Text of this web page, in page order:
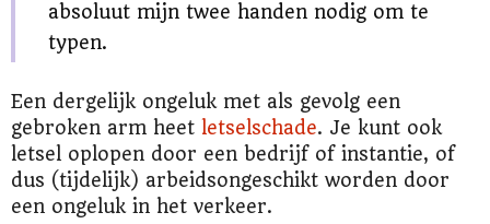
absoluut mijn twee handen nodig om te
typen.
Een dergelijk ongeluk met als gevolg een
gebroken arm heet letselschade. Je kunt ook
letsel oplopen door een bedrijf of instantie, of
dus (tijdelijk) arbeidsongeschikt worden door
een ongeluk in het verkeer.